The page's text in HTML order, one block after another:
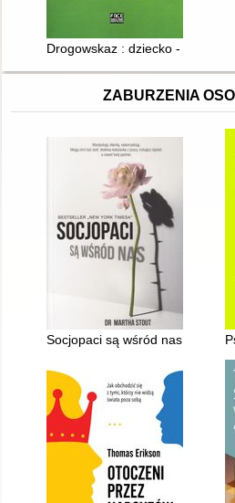
Drogowskaz : dziecko - trauma,
ZABURZENIA
Socjopaci są wśród nas : ludzie